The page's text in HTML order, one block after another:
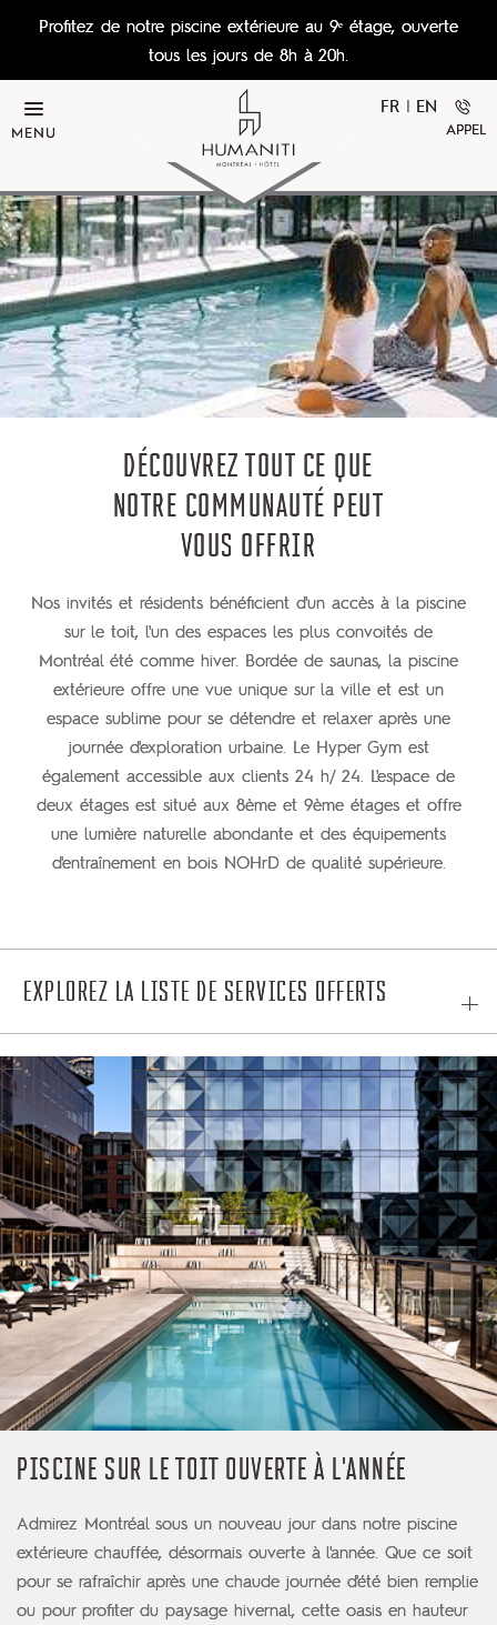
Skip to main content
Profitez de notre piscine extérieure au 9ᵉ étage, ouverte
tous les jours de 8h à 20h.
MENU
FR | EN
APPEL
DÉCOUVREZ TOUT CE QUE
NOTRE COMMUNAUTÉ PEUT
VOUS OFFRIR
Nos invités et résidents bénéficient d'un accès à la piscine
sur le toit, l'un des espaces les plus convoités de
Montréal été comme hiver. Bordée de saunas, la piscine
extérieure offre une vue unique sur la ville et est un
espace sublime pour se détendre et relaxer après une
journée d'exploration urbaine. Le Hyper Gym est
également accessible aux clients 24 h/ 24. L'espace de
deux étages est situé aux 8ème et 9ème étages et offre
une lumière naturelle abondante et des équipements
d'entraînement en bois NOHrD de qualité supérieure.
EXPLOREZ LA LISTE DE SERVICES OFFERTS
PISCINE SUR LE TOIT OUVERTE À L'ANNÉE
Admirez Montréal sous un nouveau jour dans notre piscine
extérieure chauffée, désormais ouverte à l'année. Que ce soit
pour se rafraîchir après une chaude journée d'été bien remplie
ou pour profiter du paysage hivernal, cette oasis en hauteur